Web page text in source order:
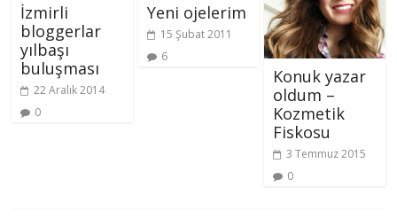
İzmirli
bloggerlar
yılbaşı
buluşması
22 Aralık 2014
0
Yeni ojelerim
15 Şubat 2011
6
Konuk yazar
oldum –
Kozmetik
Fiskosu
3 Temmuz 2015
0